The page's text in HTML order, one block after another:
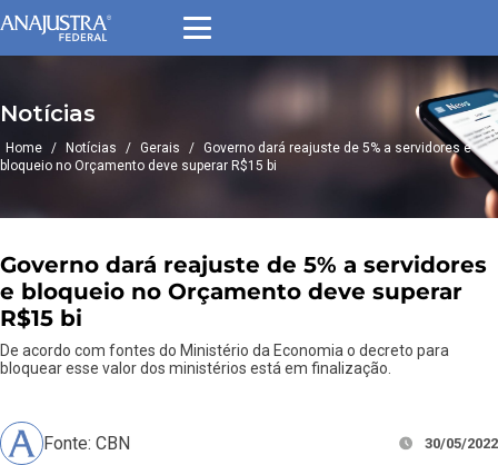
Notícias
Home / Notícias / Gerais / Governo dará reajuste de 5% a servidores e
bloqueio no Orçamento deve superar R$15 bi
Governo dará reajuste de 5% a servidores
e bloqueio no Orçamento deve superar
R$15 bi
De acordo com fontes do Ministério da Economia o decreto para
bloquear esse valor dos ministérios está em finalização.
Fonte: CBN 30/05/2022